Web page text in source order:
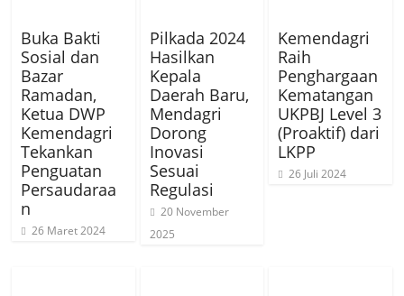
Buka Bakti
Sosial dan
Bazar
Ramadan,
Ketua DWP
Kemendagri
Tekankan
Penguatan
Persaudaraa
n
26 Maret 2024
Pilkada 2024
Hasilkan
Kepala
Daerah Baru,
Mendagri
Dorong
Inovasi
Sesuai
Regulasi
20 November
2025
Kemendagri
Raih
Penghargaan
Kematangan
UKPBJ Level 3
(Proaktif) dari
LKPP
26 Juli 2024